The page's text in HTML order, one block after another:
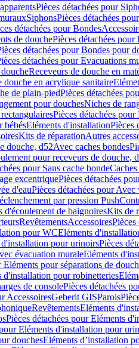
Pièces détachées pour
SiphonsPièces détachées
détachées pour Bondes
de douchePièces détachées
détachées pour Bondes pour
détachées pour Evacuations
Receveurs de douche en
douche en acrylique sanitaire
de plain-piedPièces détachées
pour douchesNiches de
Pièces détachées
bébésEléments d'installationPièces
Kits de réparationAutres
douche, d52Avec caches bondes
pour receveurs de douche,
pour Sans cache bonde
excentriquePièces détachées
d'eauPièces détachées pour
par pression
d'écoulement de baignoiresKits de
RevêtementsAccessoiresPièces
pour WCEléments
pour urinoirsPièces
évacuation muraleEléments
Eléments pour séparations de
d'installation pour robinetteries
de consolePièces détachées
AccessoiresGeberit GISParois
RevêtementsEléments
Pièces détachées pour Eléments
Eléments d'installation pour
douchesEléments d’installation